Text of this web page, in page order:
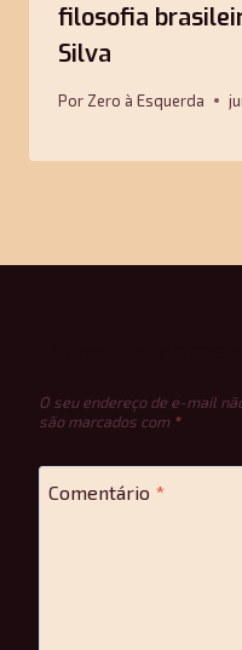
filosofia
Silva
Por Zero à Esquerda
O seu endereço de e-mail
são marcados com *
Comentário *